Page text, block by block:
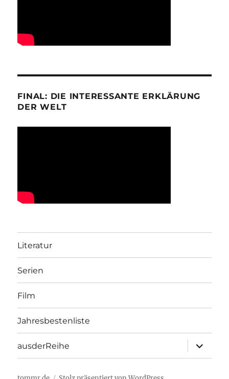
FINAL: DIE INTERESSANTE ERKLÄRUNG
DER WELT
Literatur
Serien
Film
Jahresbestenliste
ausderReihe
öffnen